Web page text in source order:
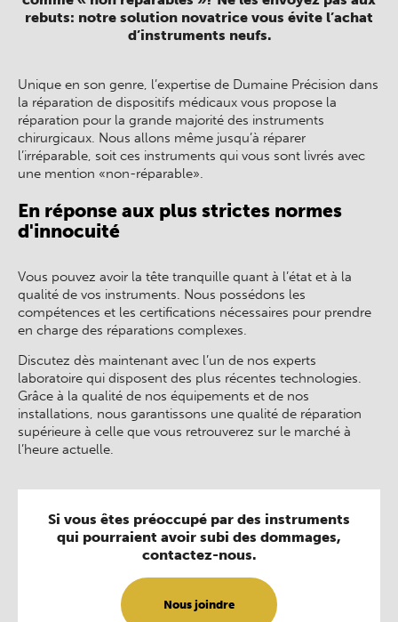
rebuts: notre solution novatrice vous évite l’achat
d’instruments neufs.
Unique en son genre, l’expertise de Dumaine Précision dans
la réparation de dispositifs médicaux vous propose la
réparation pour la grande majorité des instruments
chirurgicaux. Nous allons même jusqu’à réparer
l’irréparable, soit ces instruments qui vous sont livrés avec
une mention «non-réparable».
En réponse aux plus strictes normes
d'innocuité
Vous pouvez avoir la tête tranquille quant à l’état et à la
qualité de vos instruments. Nous possédons les
compétences et les certifications nécessaires pour prendre
en charge des réparations complexes.
Discutez dès maintenant avec l’un de nos experts
laboratoire qui disposent des plus récentes technologies.
Grâce à la qualité de nos équipements et de nos
installations, nous garantissons une qualité de réparation
supérieure à celle que vous retrouverez sur le marché à
l’heure actuelle.
Si vous êtes préoccupé par des instruments
qui pourraient avoir subi des dommages,
contactez-nous.
Nous joindre